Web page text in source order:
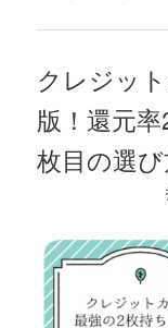
クレジッ
版！還元
枚目の選